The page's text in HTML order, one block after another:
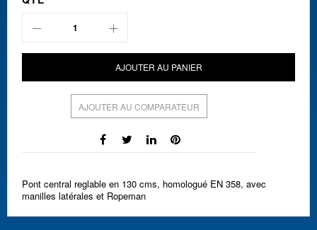
AJOUTER AU PANIER
AJOUTER AU COMPARATEUR
Pont central reglable en 130 cms, homologué EN 358, avec
manilles latérales et Ropeman